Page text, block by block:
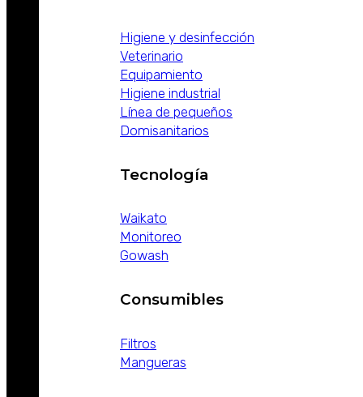
Higiene y desinfección
Veterinario
Equipamiento
Higiene industrial
Línea de pequeños
Domisanitarios
Tecnología
Waikato
Monitoreo
Gowash
Consumibles
Filtros
Mangueras